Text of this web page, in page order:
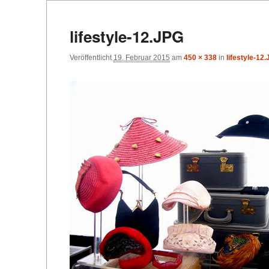
lifestyle-12.JPG
Veröffentlicht 19. Februar 2015 am 450 × 338 in lifestyle-